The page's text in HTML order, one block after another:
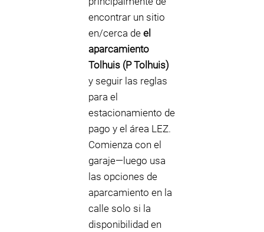
encontrar un sitio
en/cerca de el
aparcamiento
Tolhuis (P Tolhuis)
y seguir las reglas
para el
estacionamiento de
pago y el área LEZ.
Comienza con el
garaje—luego usa
las opciones de
aparcamiento en la
calle solo si la
disponibilidad en